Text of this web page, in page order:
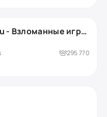
🎮 androeed.ru - Взломанные игры для андроид
295 770